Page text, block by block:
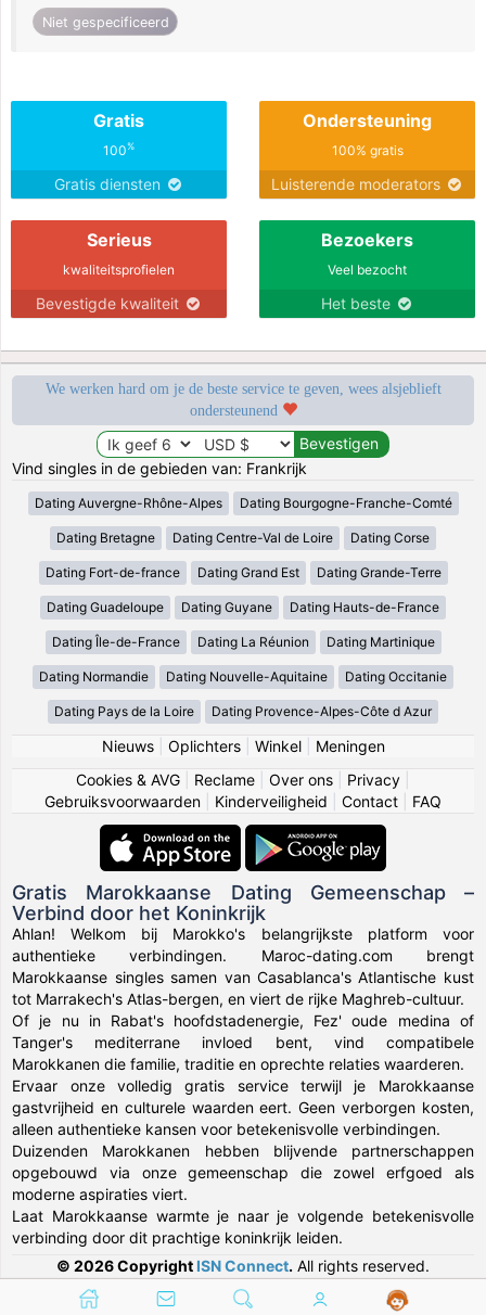
Niet gespecificeerd
Gratis
100%
Gratis diensten
Ondersteuning
100% gratis
Luisterende moderators
Serieus
kwaliteitsprofielen
Bevestigde kwaliteit
Bezoekers
Veel bezocht
Het beste
We werken hard om je de beste service te geven, wees alsjeblieft
ondersteunend
Vind singles in de gebieden van: Frankrijk
Dating Auvergne-Rhône-Alpes Dating Bourgogne-Franche-Comté
Dating Bretagne Dating Centre-Val de Loire Dating Corse
Dating Fort-de-france Dating Grand Est Dating Grande-Terre
Dating Guadeloupe Dating Guyane Dating Hauts-de-France
Dating Île-de-France Dating La Réunion Dating Martinique
Dating Normandie Dating Nouvelle-Aquitaine Dating Occitanie
Dating Pays de la Loire Dating Provence-Alpes-Côte d Azur
Nieuws| Oplichters| Winkel| Meningen
Cookies & AVG
Reclame Over ons Privacy
Gebruiksvoorwaarden
Kinderveiligheid Contact FAQ
Gratis Marokkaanse Dating Gemeenschap –
Verbind door het Koninkrijk
Ahlan! Welkom bij Marokko's belangrijkste platform voor
authentieke verbindingen. Maroc-dating.com brengt
Marokkaanse singles samen van Casablanca's Atlantische kust
tot Marrakech's Atlas-bergen, en viert de rijke Maghreb-cultuur.
Of je nu in Rabat's hoofdstadenergie, Fez' oude medina of
Tanger's mediterrane invloed bent, vind compatibele
Marokkanen die familie, traditie en oprechte relaties waarderen.
Ervaar onze volledig gratis service terwijl je Marokkaanse
gastvrijheid en culturele waarden eert. Geen verborgen kosten,
alleen authentieke kansen voor betekenisvolle verbindingen.
Duizenden Marokkanen hebben blijvende partnerschappen
opgebouwd via onze gemeenschap die zowel erfgoed als
moderne aspiraties viert.
Laat Marokkaanse warmte je naar je volgende betekenisvolle
verbinding door dit prachtige koninkrijk leiden.
© 2026 Copyright ISN Connect. All rights reserved.